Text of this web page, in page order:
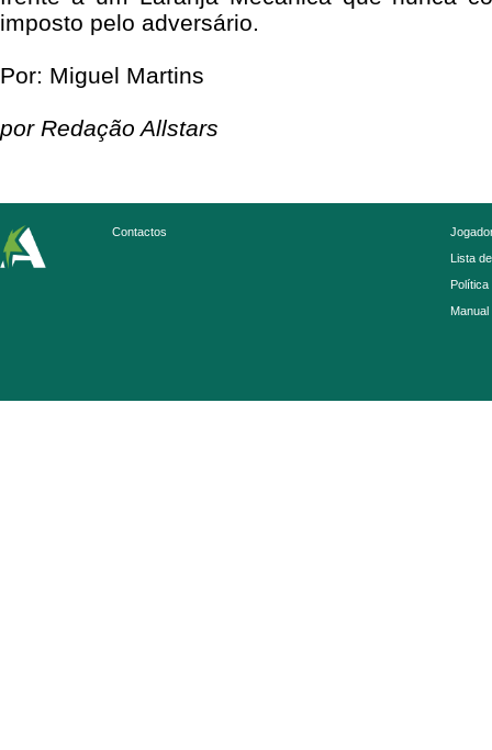
imposto pelo adversário.
Por: Miguel Martins
por Redação Allstars
Contactos
Lista
Política